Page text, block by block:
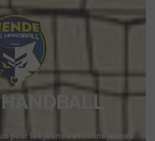
pour les jeunes et moins jeunes